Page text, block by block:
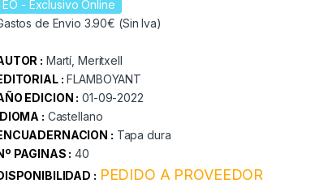
EO - Exclusivo Online
de Envio 3.90€ (Sin Iva)
: Martí, Meritxell
: FLAMBOYANT
EDICION : 01-09-2022
IDIOMA : Castellano
: Tapa dura
PAGINAS : 40
: PEDIDO A PROVEEDOR